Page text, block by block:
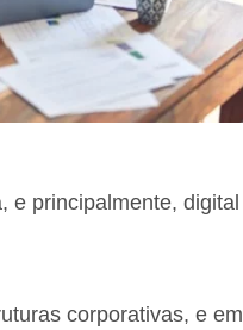
e principalmente, digital
corporativas, e em